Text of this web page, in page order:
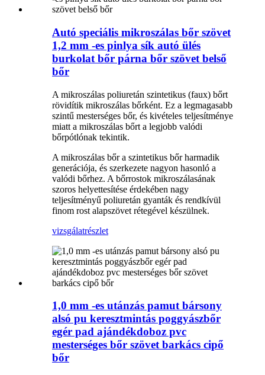
Autó speciális mikroszálas bőr szövet
1,2 mm -es pinlya sík autó ülés
burkolat bőr párna bőr szövet belső
bőr
A mikroszálas poliuretán szintetikus (faux) bőrt
rövidítik mikroszálas bőrként. Ez a legmagasabb
szintű mesterséges bőr, és kivételes teljesítménye
miatt a mikroszálas bőrt a legjobb valódi
bőrpótlónak tekintik.
A mikroszálas bőr a szintetikus bőr harmadik
generációja, és szerkezete nagyon hasonló a
valódi bőrhez. A bőrrostok mikroszálasának
szoros helyettesítése érdekében nagy
teljesítményű poliuretán gyanták és rendkívül
finom rost alapszövet rétegével készülnek.
vizsgálatrészlet
1,0 mm -es utánzás pamut bársony
alsó pu keresztmintás poggyászbőr
egér pad ajándékdoboz pvc
mesterséges bőr szövet barkács cipő
bőr